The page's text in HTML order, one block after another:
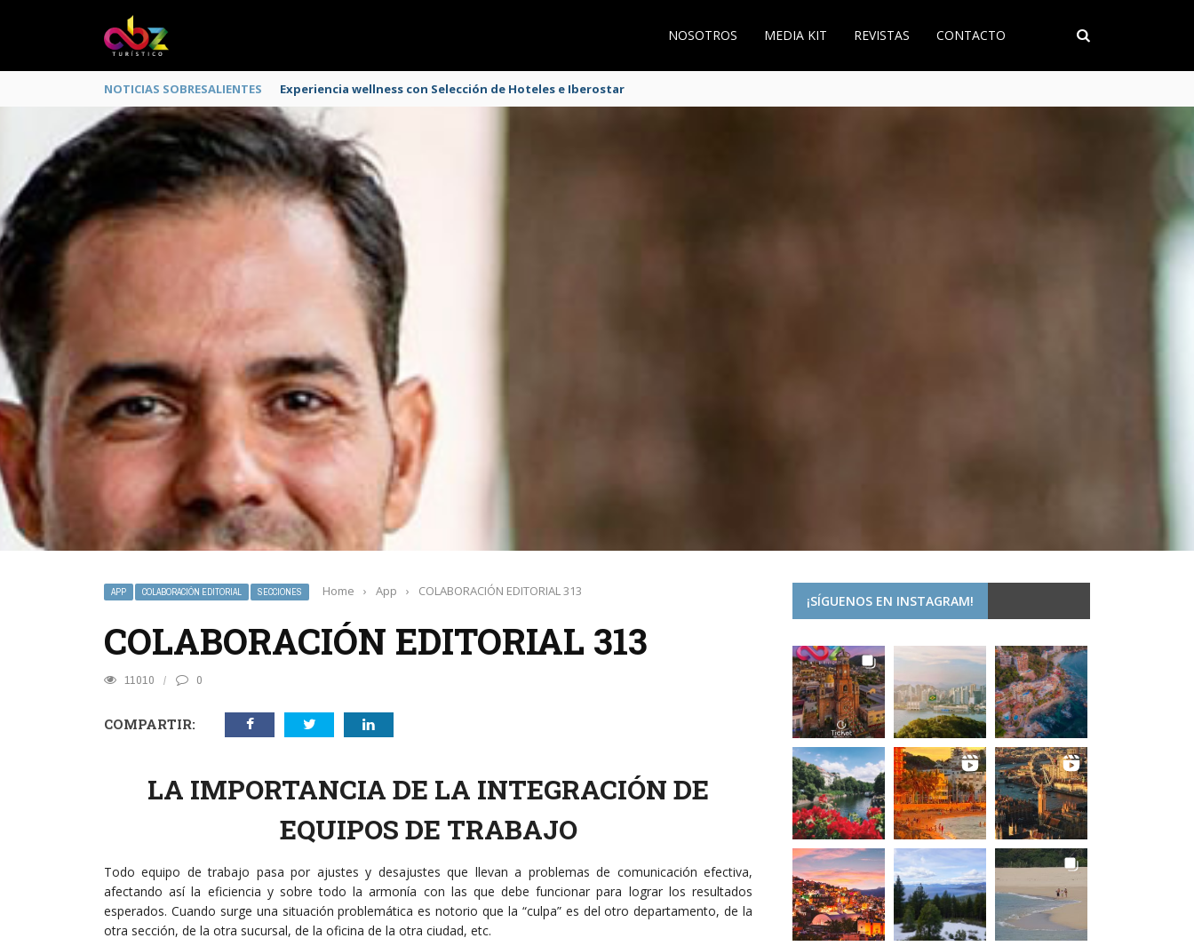
NOSOTROS MEDIA KIT REVISTAS CONTACTO
NOTICIAS SOBRESALIENTES Experiencia wellness con Selección de Hoteles e Iberostar
APP COLABORACIÓN EDITORIAL SECCIONES Home › App › COLABORACIÓN EDITORIAL 313
COLABORACIÓN EDITORIAL 313
11010 0
COMPARTIR:
LA IMPORTANCIA DE LA INTEGRACIÓN DE
EQUIPOS DE TRABAJO
Todo equipo de trabajo pasa por ajustes y desajustes que llevan a problemas de comunicación efectiva,
afectando así la eficiencia y sobre todo la armonía con las que debe funcionar para lograr los resultados
esperados. Cuando surge una situación problemática es notorio que la “culpa” es del otro departamento, de la
otra sección, de la otra sucursal, de la oficina de la otra ciudad, etc.
¡SÍGUENOS EN INSTAGRAM!